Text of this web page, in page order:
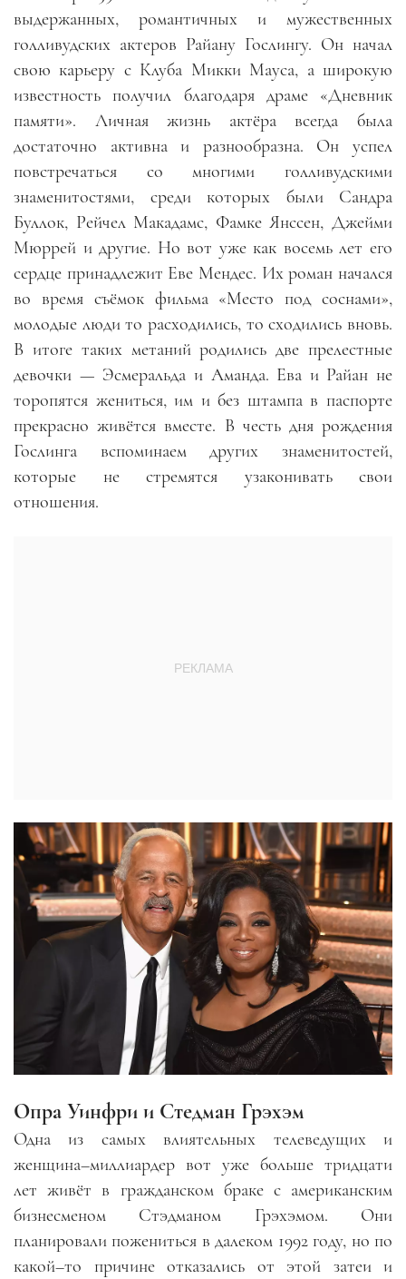
выдержанных, романтичных и мужественных
голливудских актеров Райану Гослингу. Он начал
свою карьеру с Клуба Микки Мауса, а широкую
известность получил благодаря драме «Дневник
памяти». Личная жизнь актёра всегда была
достаточно активна и разнообразна. Он успел
повстречаться со многими голливудскими
знаменитостями, среди которых были Сандра
Буллок, Рейчел Макадамс, Фамке Янссен, Джейми
Мюррей и другие. Но вот уже как восемь лет его
сердце принадлежит Еве Мендес. Их роман начался
во время съёмок фильма «Место под соснами»,
молодые люди то расходились, то сходились вновь.
В итоге таких метаний родились две прелестные
девочки — Эсмеральда и Аманда. Ева и Райан не
торопятся жениться, им и без штампа в паспорте
прекрасно живётся вместе. В честь дня рождения
Гослинга вспоминаем других знаменитостей,
которые не стремятся узаконивать свои
отношения.
Опра Уинфри и Стедман Грэхэм
Одна из самых влиятельных телеведущих и
женщина–миллиардер вот уже больше тридцати
лет живёт в гражданском браке с американским
бизнесменом Стэдманом Грэхэмом. Они
планировали пожениться в далеком 1992 году, но по
какой–то причине отказались от этой затеи и